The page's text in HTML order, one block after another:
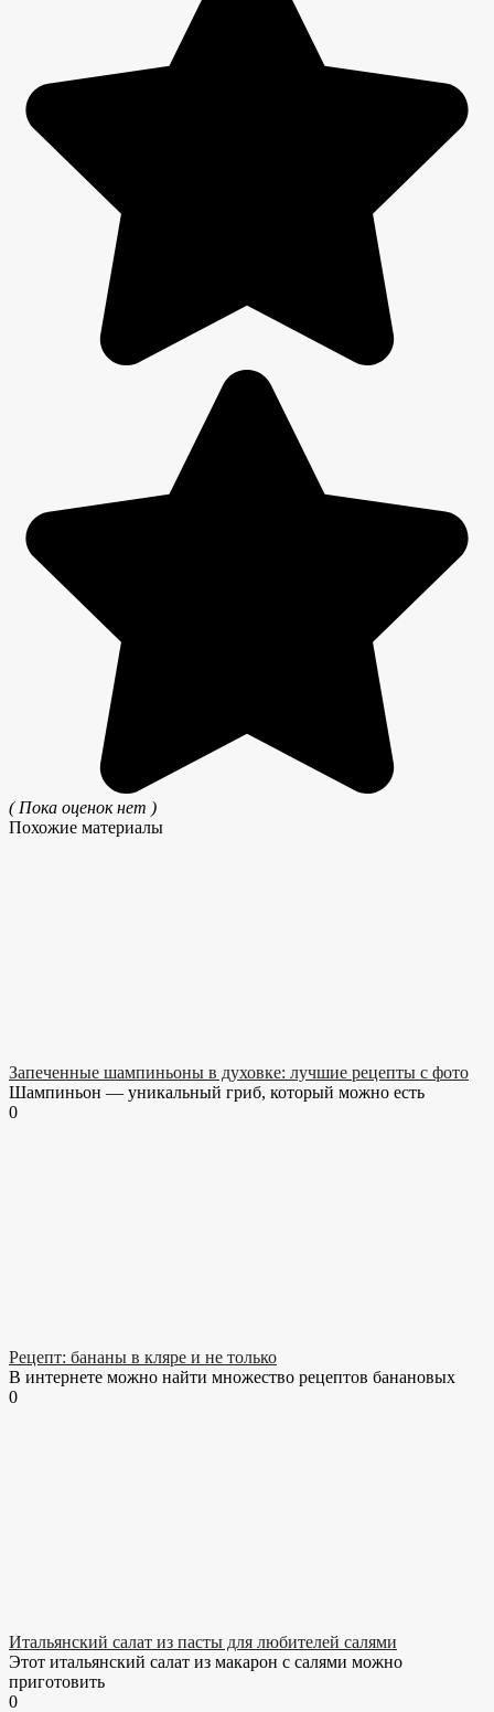
( Пока оценок нет )
Похожие материалы
Запеченные шампиньоны в духовке: лучшие рецепты с фото
Шампиньон — уникальный гриб, который можно есть
0
Рецепт: бананы в кляре и не только
В интернете можно найти множество рецептов банановых
0
Итальянский салат из пасты для любителей салями
Этот итальянский салат из макарон с салями можно
приготовить
0